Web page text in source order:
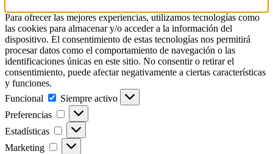
Para ofrecer las mejores experiencias, utilizamos tecnologías como
las cookies para almacenar y/o acceder a la información del
dispositivo. El consentimiento de estas tecnologías nos permitirá
procesar datos como el comportamiento de navegación o las
identificaciones únicas en este sitio. No consentir o retirar el
consentimiento, puede afectar negativamente a ciertas características
y funciones.
Funcional
Funcional
Siempre activo
Preferencias
Preferencias
Estadísticas Estadísticas
Marketing Marketing